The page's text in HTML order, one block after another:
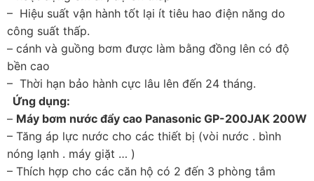
– Hiệu suất vận hành tốt lại ít tiêu hao điện năng do
công suất thấp.
– cánh và guồng bơm được làm bằng đồng lên có độ
bền cao
– Thời hạn bảo hành cực lâu lên đến 24 tháng.
Ứng dụng:
– Máy bơm nước đẩy cao Panasonic GP-200JAK 200W
– Tăng áp lực nước cho các thiết bị (vòi nước . bình
nóng lạnh . máy giặt … )
– Thích hợp cho các căn hộ có 2 đến 3 phòng tắm